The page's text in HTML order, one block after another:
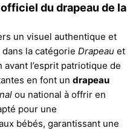
du drapeau de la
un visuel authentique et
la catégorie Drapeau et
avant l’esprit patriotique de
en font un drapeau
ou national à offrir en
pour une
bébés, garantissant une